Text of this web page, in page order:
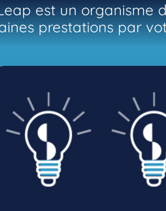
est un organisme
prestations par